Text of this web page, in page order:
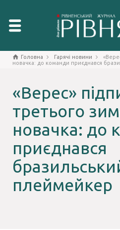
Головна Гарячі новини
новачка: до команди приєднався
«Верес»
третього
новачка: до
приєднався
плеймейкер